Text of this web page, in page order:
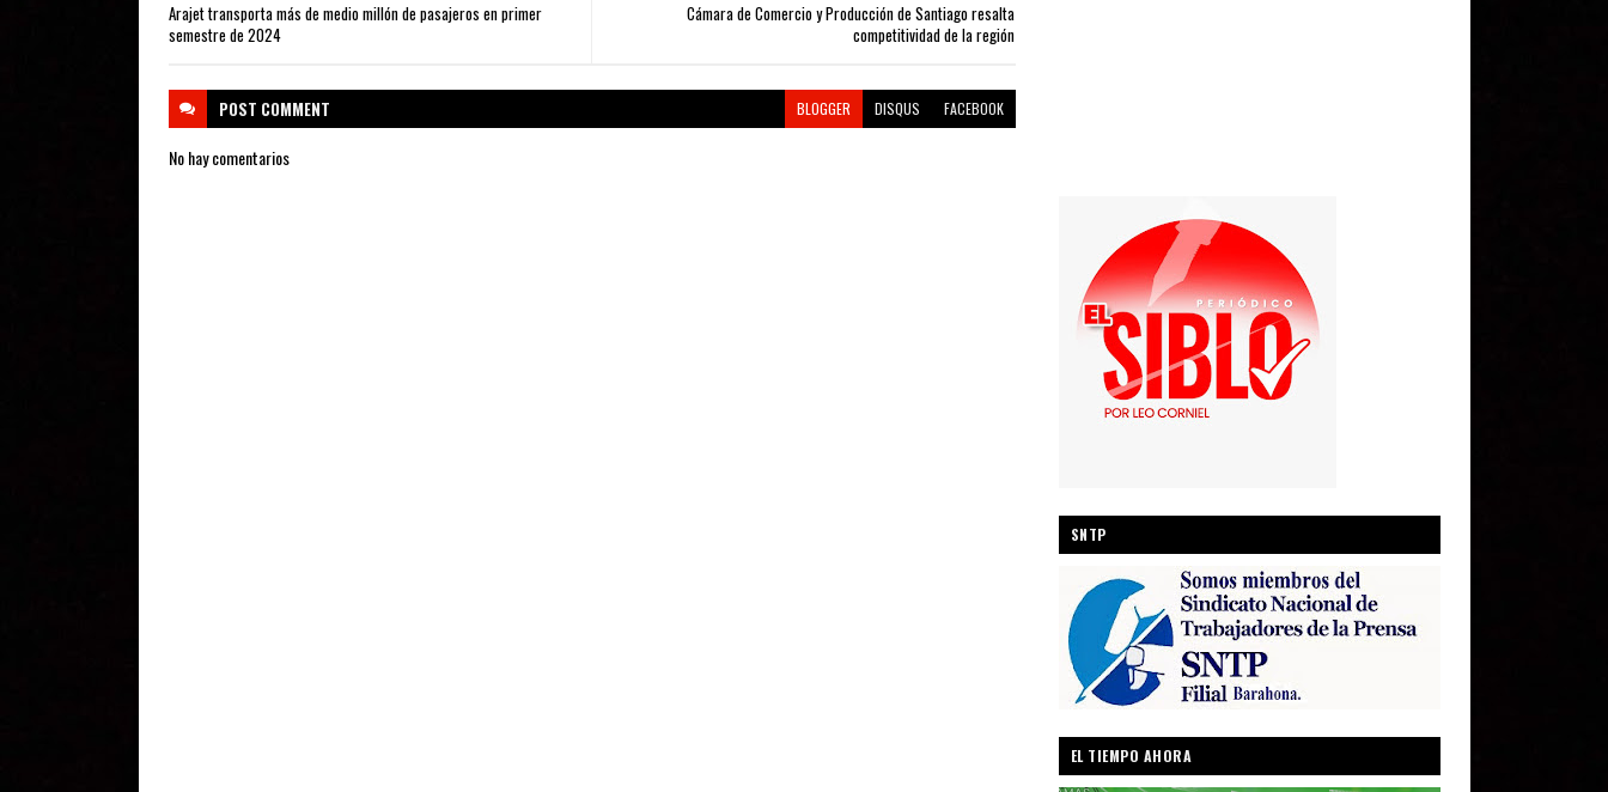
Cámara de Comercio y Producción de Santiago resalta
competitividad de la región
Arajet transporta más de medio millón de pasajeros en primer
semestre de 2024
POST COMMENT BLOGGER DISQUS FACEBOOK
No hay comentarios
SNTP
EL TIEMPO AHORA